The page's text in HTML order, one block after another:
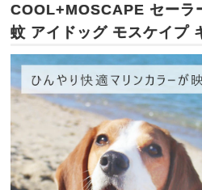
COOL+MOSCAPE セーラ
蚊 アイドッグ モスケイプ